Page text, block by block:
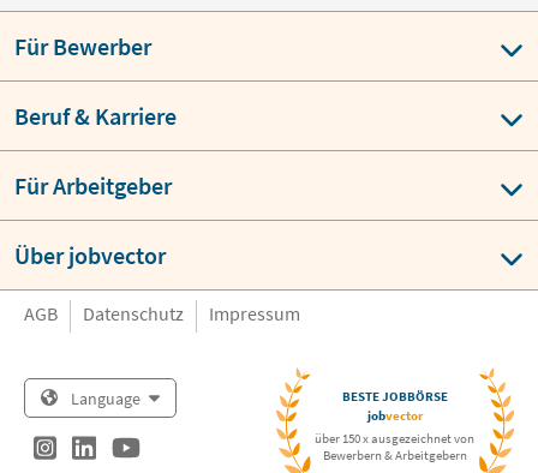
Für Bewerber
Beruf & Karriere
Für Arbeitgeber
Über jobvector
AGB Datenschutz Impressum
Language
BESTE JOBBÖRSE
jobvector
über 150 x ausgezeichnet von
Bewerbern & Arbeitgebern